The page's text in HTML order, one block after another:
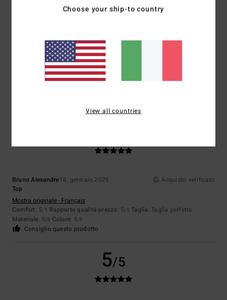
/5
Client anonyme vérifié22. gennaio 2026
Mostra originale - Français
Rapporto qualità-prezzo: 5/5 Taglia : Taglia perfetta Materiale
Bruno Alexandre18. gennaio 2026
Acquisto verificato
Top
Mostra originale - Français
Comfort: 5/5 Rapporto qualità-prezzo: 5/5 Taglia: Taglia perfetta
Materiale: 5/5 Colore: 5/5
Consiglio questo prodotto
5/5
Choose your ship-to country
View all countries